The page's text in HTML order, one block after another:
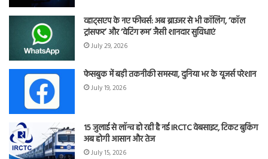
व्हाट्सएप के नए फीचर्स: अब ब्राउजर से भी कॉलिंग, ‘कॉल
ट्रांसफर’ और ‘वेटिंग रूम’ जैसी शानदार सुविधाएं
July 29, 2026
फेसबुक में बड़ी तकनीकी समस्या, दुनिया भर के यूजर्स परेशान
July 19, 2026
15 जुलाई से लॉन्च हो रही है नई IRCTC वेबसाइट, टिकट बुकिंग
अब होगी आसान और तेज
July 15, 2026